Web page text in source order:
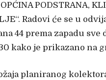
PODSTRANA,
Radovi će se u
44 prema zapadu sve
kako je prikazano na
planiranog